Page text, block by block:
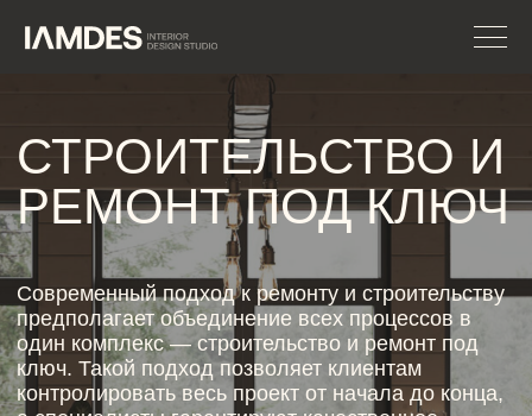
СТРОИТЕЛЬСТВО И
РЕМОНТ ПОД КЛЮЧ
Современный подход к ремонту и строительству
предполагает объединение всех процессов в
один комплекс — строительство и ремонт под
ключ. Такой подход позволяет клиентам
контролировать весь проект от начала до конца,
а специалисты гарантируют качественное
выполнение всех этапов. Важно учитывать, что
грамотная организация ремонта квартир под
ключ работа обеспечивает оптимизацию сроков и
расходов, а точный расчет сделать ремонт под
ключ цена помогает планировать бюджет без
неожиданных перерасходов.